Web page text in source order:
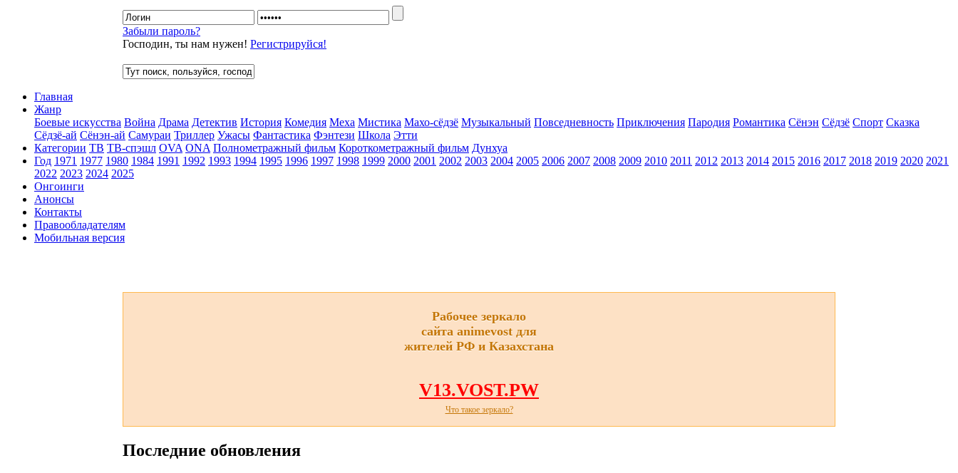
Забыли пароль?
Господин, ты нам нужен! Регистрируйся!
Главная
Жанр
Боевые искусства Война Драма Детектив История Комедия Меха Мистика Махо-сёдзё Музыкальный Повседневность Приключения Пародия Романтика Сёнэн Сёдзё Спорт Сказка
Сёдзё-ай Сёнэн-ай Самураи Триллер Ужасы Фантастика Фэнтези Школа Этти
Категории ТВ ТВ-спэшл OVA ONA Полнометражный фильм Короткометражный фильм Дунхуа
Год 1971 1977 1980 1984 1991 1992 1993 1994 1995 1996 1997 1998 1999 2000 2001 2002 2003 2004 2005 2006 2007 2008 2009 2010 2011 2012 2013 2014 2015 2016 2017 2018 2019 2020 2021
2022 2023 2024 2025
Онгоинги
Анонсы
Контакты
Правообладателям
Мобильная версия
Рабочее зеркало
сайта animevost для
жителей РФ и Казахстана
V13.VOST.PW
Что такое зеркало?
Последние обновления